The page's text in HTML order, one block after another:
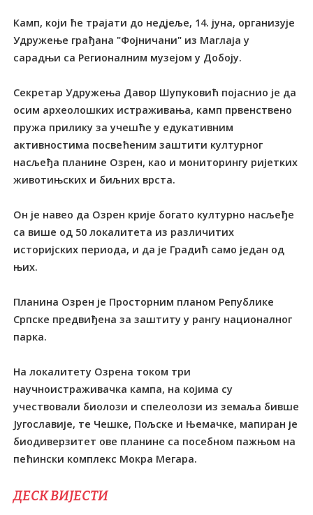
Камп, који ће трајати до недјеље, 14. јуна, организује
Удружење грађана "Фојничани" из Маглаја у
сарадњи са Регионалним музејом у Добоју.
Секретар Удружења Давор Шупуковић појаснио је да
осим археолошких истраживања, камп првенствено
пружа прилику за учешће у едукативним
активностима посвећеним заштити културног
насљеђа планине Озрен, као и мониторингу ријетких
животињских и биљних врста.
Он је навео да Озрен крије богато културно насљеђе
са више од 50 локалитета из различитих
историјских периода, и да је Градић само један од
њих.
Планина Озрен је Просторним планом Републике
Српске предвиђена за заштиту у рангу националног
парка.
На локалитету Озрена током три
научноистраживачка кампа, на којима су
учествовали биолози и спелеолози из земаља бивше
Југославије, те Чешке, Пољске и Њемачке, мапиран је
биодиверзитет ове планине са посебном пажњом на
пећински комплекс Мокра Мегара.
ДЕСК ВИЈЕСТИ